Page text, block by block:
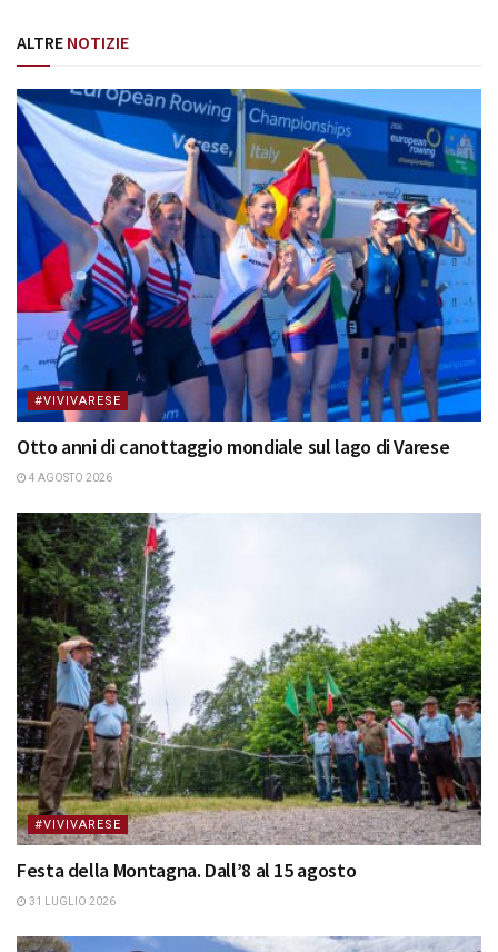
ALTRE NOTIZIE
#VIVIVARESE
Otto anni di canottaggio mondiale sul lago di Varese
4 AGOSTO 2026
#VIVIVARESE
Festa della Montagna. Dall’8 al 15 agosto
31 LUGLIO 2026